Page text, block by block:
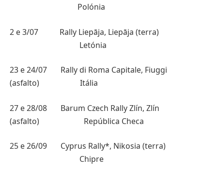
Polónia
2 e 3/07 Rally Liepāja, Liepāja (terra)
Letónia
23 e 24/07 Rally di Roma Capitale, Fiuggi
(asfalto) Itália
27 e 28/08 Barum Czech Rally Zlín, Zlín
(asfalto) República Checa
25 e 26/09 Cyprus Rally*, Nikosia (terra)
Chipre